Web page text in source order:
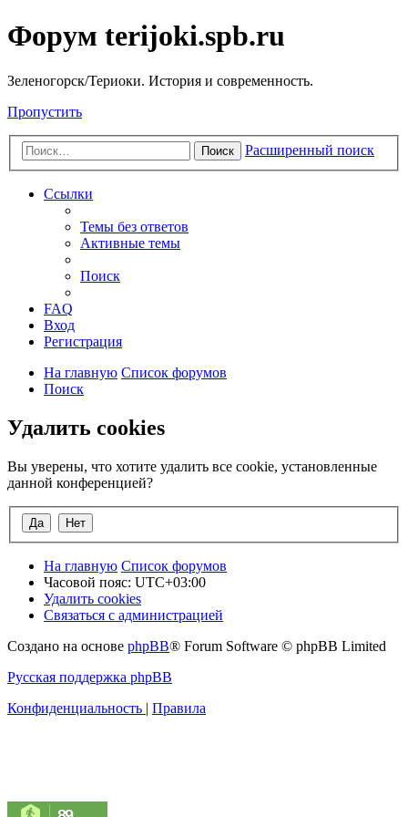
Форум terijoki.spb.ru
Зеленогорск/Териоки. История и современность.
Пропустить
Поиск Расширенный поиск
Ссылки
Темы без ответов
Активные темы
Поиск
FAQ
Вход
Регистрация
На главную Список форумов
Поиск
Удалить cookies
Вы уверены, что хотите удалить все cookie, установленные
данной конференцией?
На главную Список форумов
Часовой пояс: UTC+03:00
Удалить cookies
Связаться с администрацией
Создано на основе phpBB® Forum Software © phpBB Limited
Русская поддержка phpBB
Конфиденциальность | Правила